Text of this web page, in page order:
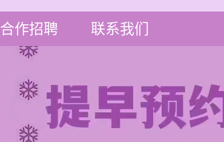
合作招聘 联系我们